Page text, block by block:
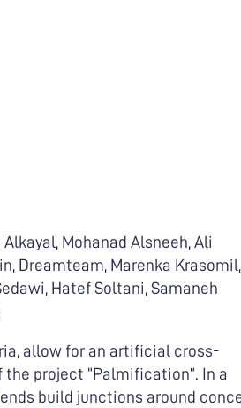
Mohanad Alsneeh, Ali
Dreamteam, Marenka
Hatef Soltani, Samaneh
allow for an artificial cross-
project “Palmification”. In a
build junctions around